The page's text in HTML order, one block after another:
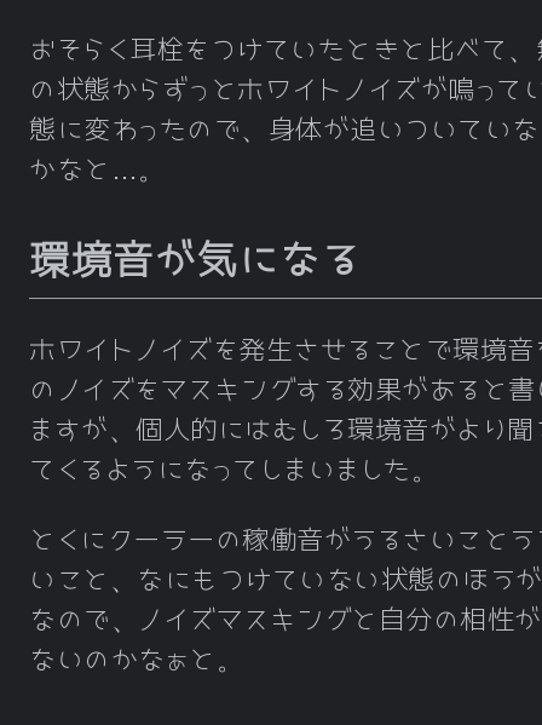
おそらく耳栓をつけていたときと比べて
の状態からずっとホワイトノイズが鳴って
態に変わったので、身体が追いついてい
かなと…。
環境音が気になる
ホワイトノイズを発生させることで環境音
のノイズをマスキングする効果があると
ますが、個人的にはむしろ環境音がより聞
てくるようになってしまいました。
とくにクーラーの稼働音がうるさいことう
いこと、なにもつけていない状態のほう
なので、ノイズマスキングと自分の相性
ないのかなぁと。